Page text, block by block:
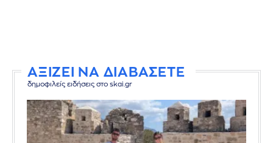
ΑΞΙΖΕΙ ΝΑ ΔΙΑΒΑΣΕΤΕ
δημοφιλείς ειδήσεις στο skai.gr